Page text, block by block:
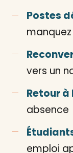
Postes
vers un
Retour à
absence
emploi